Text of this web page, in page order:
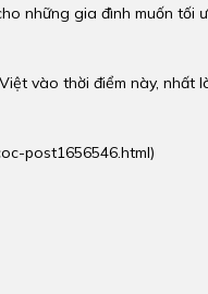
những gia đình muốn tối
vào thời điểm này, nhất
post1656546.html)